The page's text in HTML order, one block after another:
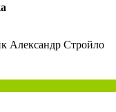
Александр Стройло